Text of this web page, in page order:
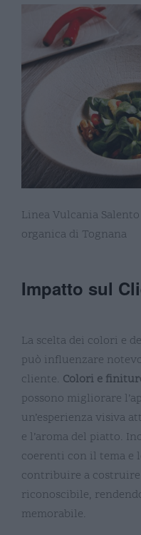
Linea Vulcania
organica di Tognana
Impatto sul
La scelta dei colori e
può influenzare
cliente. Colori e
possono migliorare
un’esperienza visiva
e l’aroma del piatto.
coerenti con il tema e
contribuire a
riconoscibile,
memorabile​.